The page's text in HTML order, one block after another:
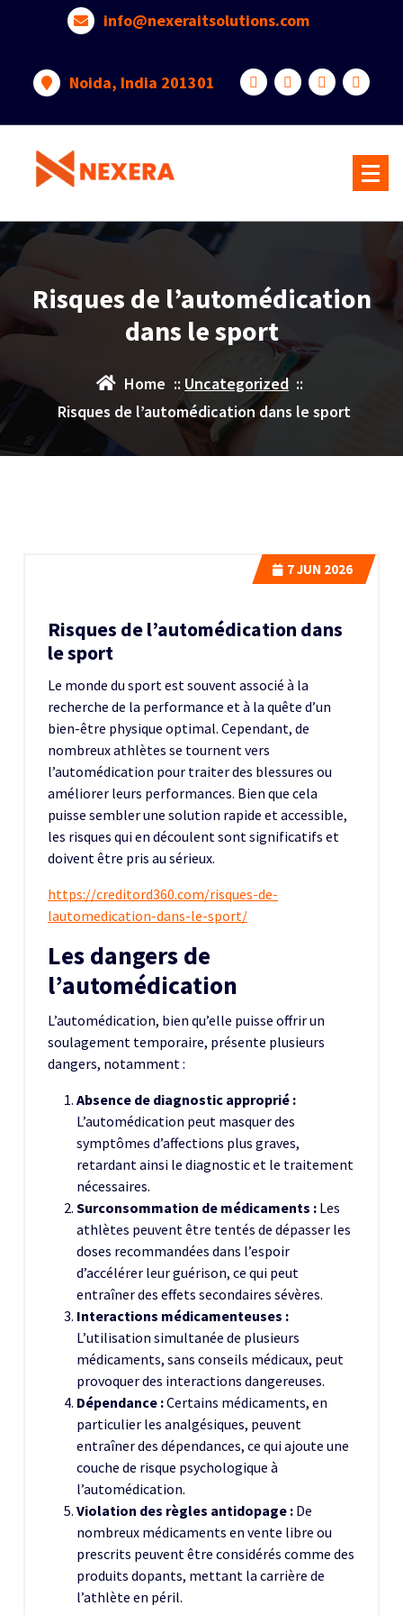
info@nexeraitsolutions.com
Noida, India 201301
Risques de l’automédication
dans le sport
Home :: Uncategorized::
Risques de l’automédication dans le sport
7JUN 2026
Risques de l’automédication dans
le sport
Le monde du sport est souvent associé à la
recherche de la performance et à la quête d’un
bien-être physique optimal. Cependant, de
nombreux athlètes se tournent vers
l’automédication pour traiter des blessures ou
améliorer leurs performances. Bien que cela
puisse sembler une solution rapide et accessible,
les risques qui en découlent sont significatifs et
doivent être pris au sérieux.
https://creditord360.com/risques-de-
lautomedication-dans-le-sport/
Les dangers de
l’automédication
L’automédication, bien qu’elle puisse offrir un
soulagement temporaire, présente plusieurs
dangers, notamment :
Absence de diagnostic approprié :
L’automédication peut masquer des
symptômes d’affections plus graves,
retardant ainsi le diagnostic et le traitement
nécessaires.
Surconsommation de médicaments : Les
athlètes peuvent être tentés de dépasser les
doses recommandées dans l’espoir
d’accélérer leur guérison, ce qui peut
entraîner des effets secondaires sévères.
Interactions médicamenteuses :
L’utilisation simultanée de plusieurs
médicaments, sans conseils médicaux, peut
provoquer des interactions dangereuses.
Dépendance :Certains médicaments, en
particulier les analgésiques, peuvent
entraîner des dépendances, ce qui ajoute une
couche de risque psychologique à
l’automédication.
Violation des règles antidopage : De
nombreux médicaments en vente libre ou
prescrits peuvent être considérés comme des
produits dopants, mettant la carrière de
l’athlète en péril.